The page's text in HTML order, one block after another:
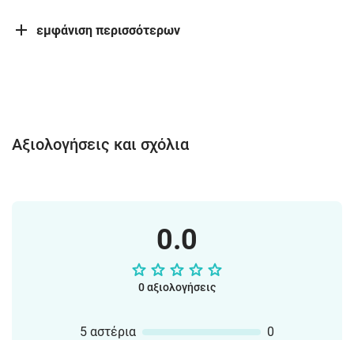
εμφάνιση περισσότερων
Αξιολογήσεις και σχόλια
0.0
0 αξιολογήσεις
5 αστέρια
0